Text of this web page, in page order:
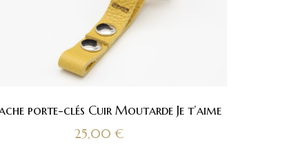
porte-clés Cuir Moutarde Je t’aime
25,00 €